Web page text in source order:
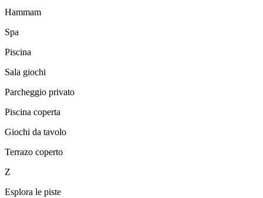
Hammam
Spa
Piscina
Sala giochi
Parcheggio privato
Piscina coperta
Giochi da tavolo
Terrazo coperto
Z
Esplora le piste